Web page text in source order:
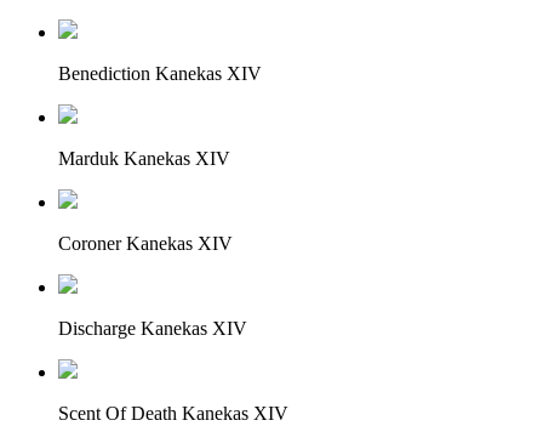
Benediction Kanekas XIV
Marduk Kanekas XIV
Coroner Kanekas XIV
Discharge Kanekas XIV
Scent Of Death Kanekas XIV